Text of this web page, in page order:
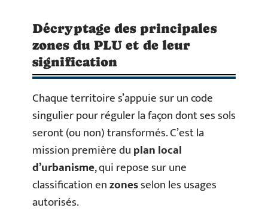
Décryptage des principales
zones du PLU et de leur
signification
Chaque territoire s’appuie sur un code
singulier pour réguler la façon dont ses sols
seront (ou non) transformés. C’est la
mission première duplan local
d’urbanisme, qui repose sur une
classification enzonesselon les usages
autorisés.